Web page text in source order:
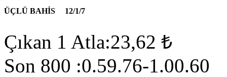
ÜÇLÜ BAHİS 12/1/7
Çıkan 1 Atla:23,62 ₺
Son 800 :0.59.76-1.00.60